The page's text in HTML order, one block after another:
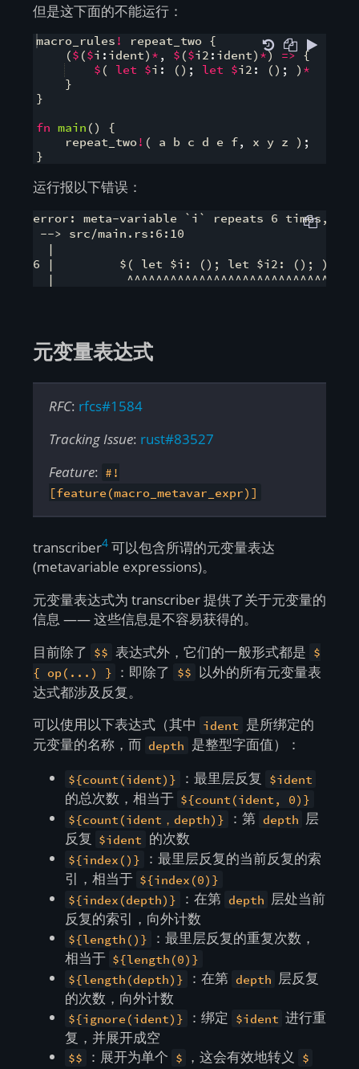
但是这下面的不能运行：
macro_rules ! repeat_two {
($ ($i : ident) * , $ ($i2 : ident) *) => {
$ ( let $i : ( ) ; let $i2 : ( ) ; ) *
}
}
fn main ( )
{
    repeat_two
! ( a b c d e f, x y z ) ;
}
运行报以下错误：
error: meta-variable `i` repeats 6 times,
--> src/main.rs:6:10
  |
6 |         $( let $i: (); let $i2: (); )*
元变量表达式
RFC: rfcs#1584
Tracking Issue: rust#83527
Feature: #!
[feature(macro_metavar_expr)]
transcriber4可以包含所谓的元变量表达
(metavariable expressions)。
元变量表达式为 transcriber 提供了关于元变量的
信息 —— 这些信息是不容易获得的。
目前除了 $$ 表达式外，它们的一般形式都是 $
{ op(...) }
：即除了 $$ 以外的所有元变量表
达式都涉及反复。
可以使用以下表达式（其中 ident 是所绑定的
元变量的名称，而 depth 是整型字面值）：
${count(ident)} ：最里层反复 $ident
的总次数，相当于 ${count(ident, 0)}
${count(ident，depth)}
：第 depth 层
反复 $ident 的次数
${index()}
：最里层反复的当前反复的索
引，相当于 ${index(0)}
${index(depth)}
：在第 depth 层处当前
反复的索引，向外计数
${length()}
：最里层反复的重复次数，
相当于 ${length(0)}
${length(depth)}
：在第 depth 层反复
的次数，向外计数
${ignore(ident)} ：绑定 $ident 进行重
复，并展开成空
$$ ：展开为单个 $ ，这会有效地转义 $